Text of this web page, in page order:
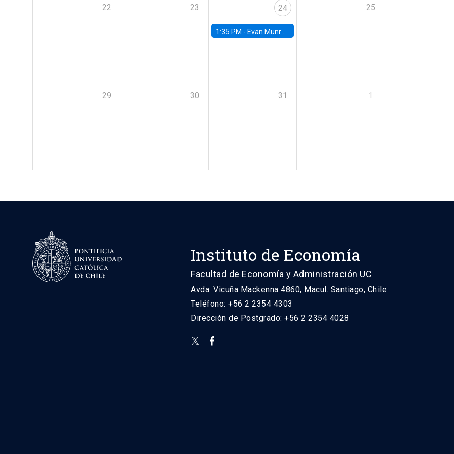
22 23 24
1:35 PM - Evan Munro, Neyman Visiting Assistant Professor in the Department of Statistics at UC Berkeley
25
29 30 31 1
Instituto de Economía
Facultad de Economía y Administración UC
Avda. Vicuña Mackenna 4860, Macul. Santiago, Chile
Teléfono: +56 2 2354 4303
Dirección de Postgrado: +56 2 2354 4028